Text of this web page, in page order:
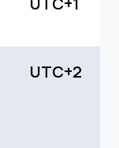
UTC+2